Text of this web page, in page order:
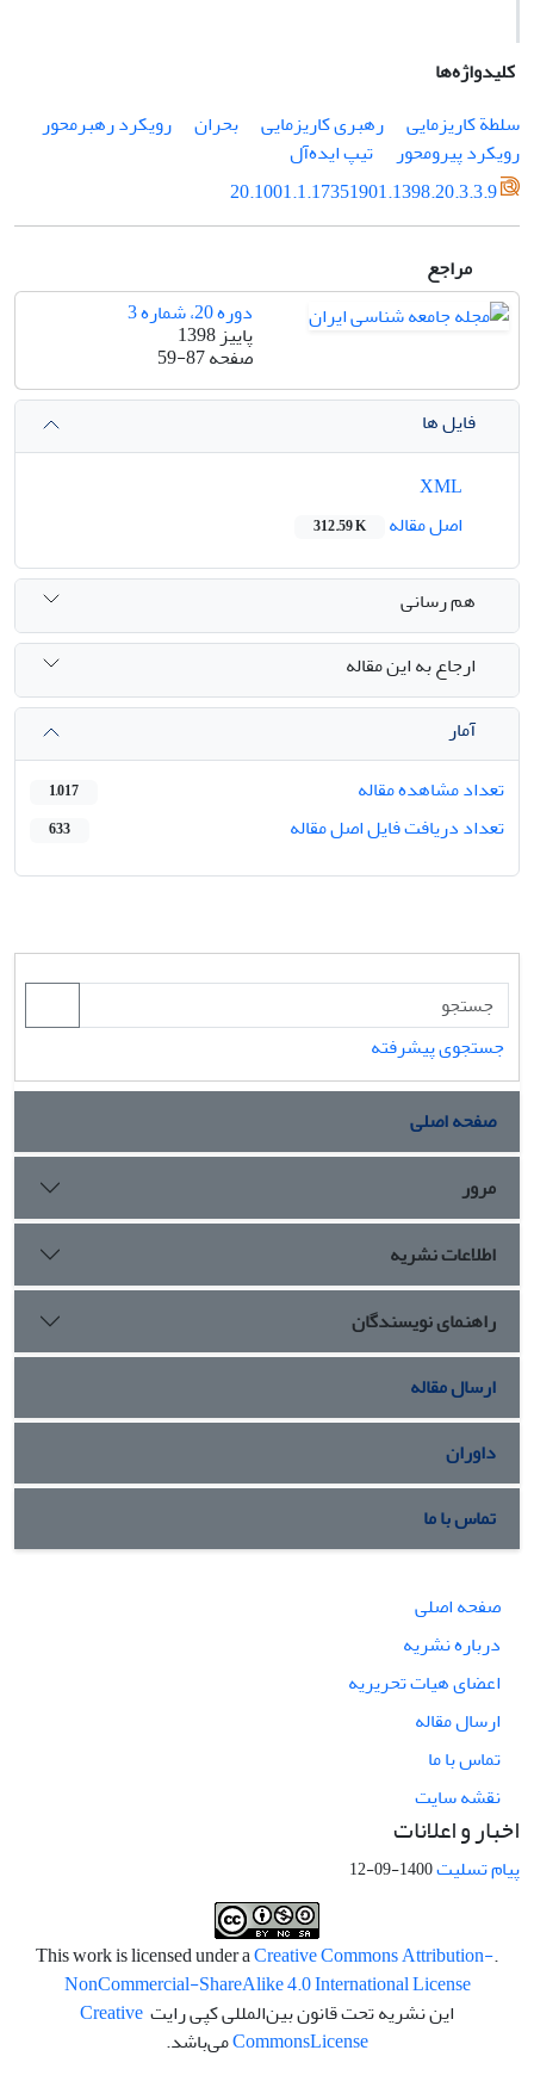
کلیدواژه‌ها
سلطة کاریزمایی
رهبری کاریزمایی بحران
رویکرد رهبرمحور
رویکرد پیرومحور
تیپ ایده‌آل
20.1001.1.17351901.1398.20.3.3.9
مراجع
دوره 20، شماره 3
پاییز 1398
صفحه59-87
فایل ها
اصل مقاله
312.59 K
هم رسانی
ارجاع به این مقاله
آمار
تعداد مشاهده مقاله
1,017
تعداد دریافت فایل اصل مقاله 633
جستجوی پیشرفته
صفحه اصلی
مرور
اطلاعات نشریه
راهنمای نویسندگان
ارسال مقاله
داوران
تماس با ما
صفحه اصلی
درباره نشریه
اعضای هیات تحریریه
ارسال مقاله
تماس با ما
نقشه سایت
اخبار و اعلانات
پیام تسلیت1400-09-12
.This work is licensed under a
Creative Commons Attribution-
NonCommercial-ShareAlike 4.0 International License
این نشریه تحت قانون بین‌المللی کپی رایت Creative
CommonsLicense می‌باشد.